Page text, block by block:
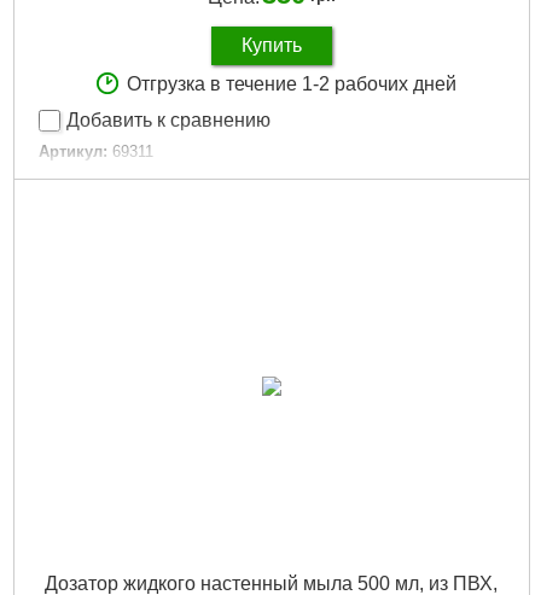
Купить
Отгрузка в течение 1-2 рабочих дней
Добавить к сравнению
Артикул: 69311
Код товара: 29.50.64
Дозатор жидкого настенный мыла 500 мл, из ПВХ,